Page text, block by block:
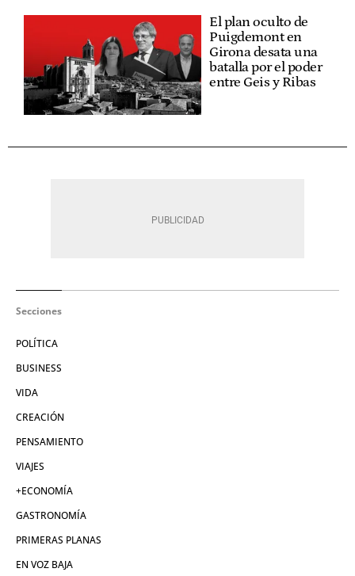
El plan oculto de
Puigdemont en
Girona desata una
batalla por el poder
entre Geis y Ribas
Secciones
POLÍTICA
BUSINESS
VIDA
CREACIÓN
PENSAMIENTO
VIAJES
+ECONOMÍA
GASTRONOMÍA
PRIMERAS PLANAS
EN VOZ BAJA